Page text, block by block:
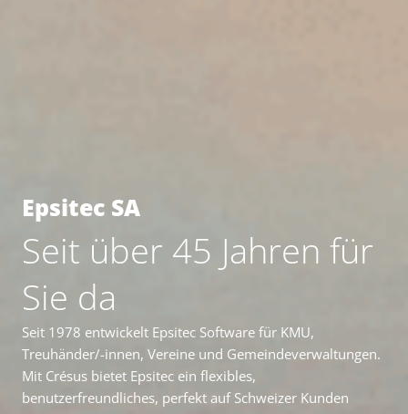
Epsitec SA
Seit über 45 Jahren für
Sie da
Seit 1978 entwickelt Epsitec Software für KMU,
Treuhänder/-innen, Vereine und Gemeindeverwaltungen.
Mit Crésus bietet Epsitec ein flexibles,
benutzerfreundliches, perfekt auf Schweizer Kunden